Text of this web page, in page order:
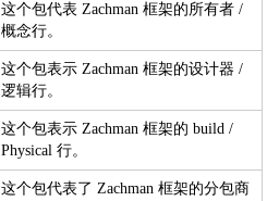
这个包代表 Zachman 框架的所有者 /
概念行。
这个包表示 Zachman 框架的设计器 /
逻辑行。
这个包表示 Zachman 框架的 build /
Physical 行。
这个包代表了 Zachman 框架的分包商